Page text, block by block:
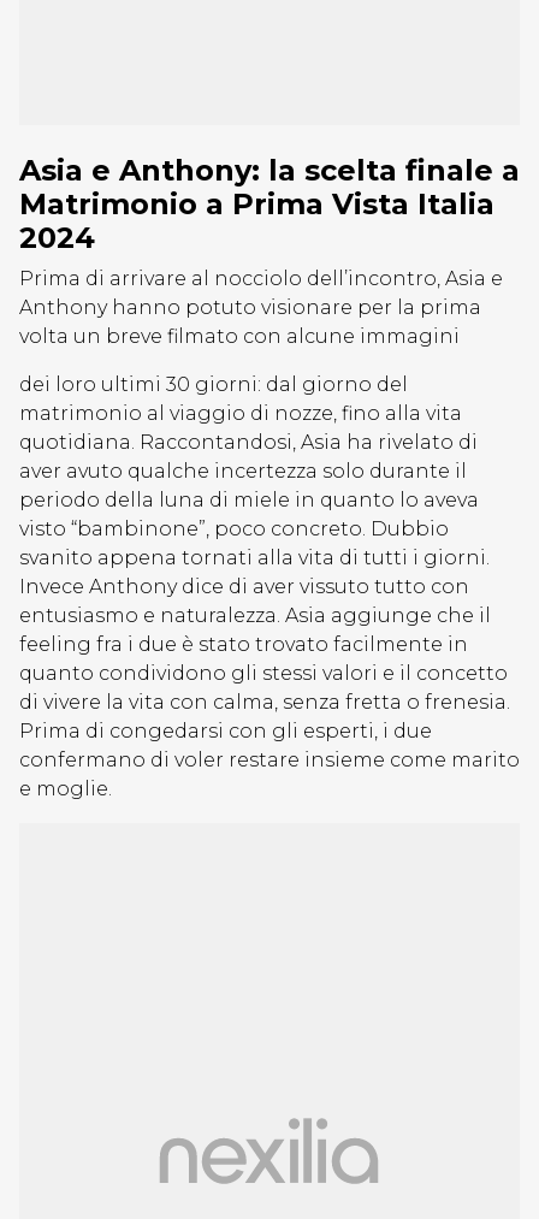
Asia e Anthony: la scelta finale a
Matrimonio a Prima Vista Italia
2024
Prima di arrivare al nocciolo dell’incontro, Asia e
Anthony hanno potuto visionare per la prima
volta un breve filmato con alcune immagini
dei loro ultimi 30 giorni: dal giorno del
matrimonio al viaggio di nozze, fino alla vita
quotidiana. Raccontandosi, Asia ha rivelato di
aver avuto qualche incertezza solo durante il
periodo della luna di miele in quanto lo aveva
visto “bambinone”, poco concreto. Dubbio
svanito appena tornati alla vita di tutti i giorni.
Invece Anthony dice di aver vissuto tutto con
entusiasmo e naturalezza. Asia aggiunge che il
feeling fra i due è stato trovato facilmente in
quanto condividono gli stessi valori e il concetto
di vivere la vita con calma, senza fretta o frenesia.
Prima di congedarsi con gli esperti, i due
confermano di voler restare insieme come marito
e moglie.